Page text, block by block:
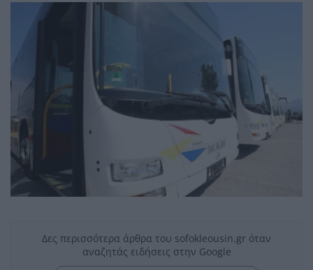
Δες περισσότερα άρθρα του sofokleousin.gr όταν
αναζητάς ειδήσεις στην Google